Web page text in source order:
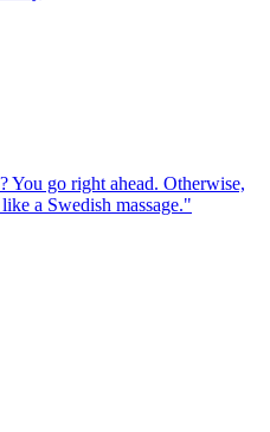
go right ahead. Otherwise,
a Swedish massage."